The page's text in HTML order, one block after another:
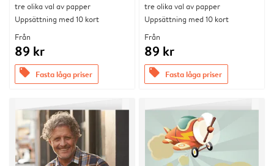
tre olika val av papper
Uppsättning med 10 kort
Från
89 kr
offers Fasta låga priser
tre olika val av papper
Uppsättning med 10 kort
Från
89 kr
offers Fasta låga priser